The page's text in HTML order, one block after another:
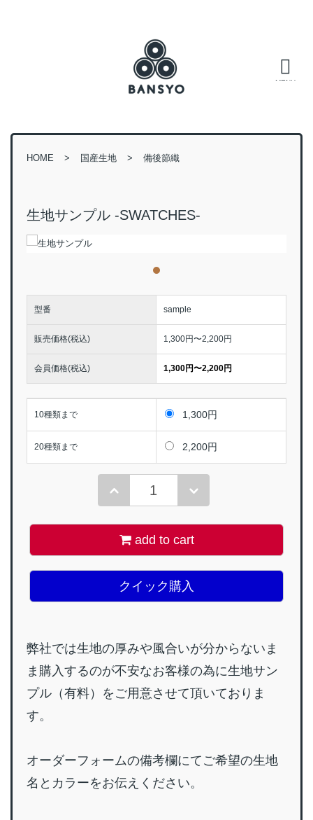
HOME 国産生地 備後節織
生地サンプル -SWATCHES-
型番 sample
販売価格(税込) 1,300円〜2,200円
会員価格(税込) 1,300円〜2,200円
10種類まで 1,300円
20種類まで 2,200円
add to cart
クイック購入
弊社では生地の厚みや風合いが分からないま
ま購入するのが不安なお客様の為に生地サン
プル（有料）をご用意させて頂いておりま
す。
オーダーフォームの備考欄にてご希望の生地
名とカラーをお伝えください。